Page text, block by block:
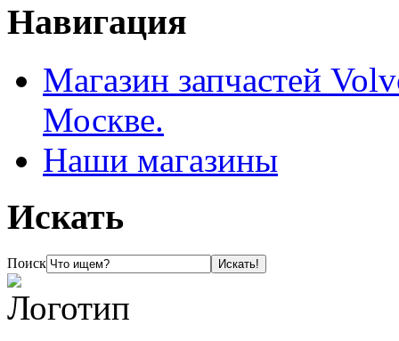
Навигация
Магазин запчастей
Москве.
Наши магазины
Искать
Поиск